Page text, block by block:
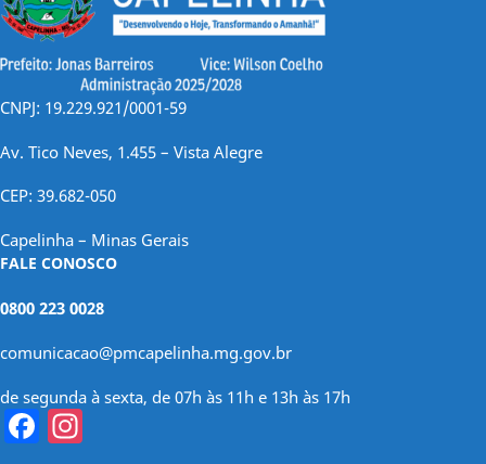
CNPJ: 19.229.921/0001-59
Av. Tico Neves, 1.455 – Vista Alegre
CEP: 39.682-050
Capelinha – Minas Gerais
FALE CONOSCO
0800 223 0028
comunicacao@pmcapelinha.mg.gov.br
de segunda à sexta, de 07h às 11h e 13h às 17h
Facebook